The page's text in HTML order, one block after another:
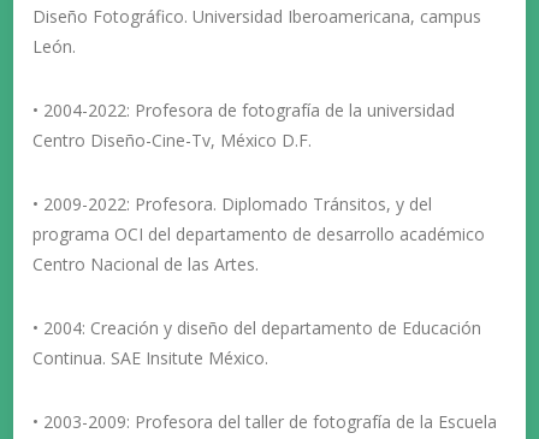
Diseño Fotográfico. Universidad Iberoamericana, campus
León.
• 2004-2022: Profesora de fotografía de la universidad
Centro Diseño-Cine-Tv, México D.F.
• 2009-2022: Profesora. Diplomado Tránsitos, y del
programa OCI del departamento de desarrollo académico
Centro Nacional de las Artes.
• 2004: Creación y diseño del departamento de Educación
Continua. SAE Insitute México.
• 2003-2009: Profesora del taller de fotografía de la Escuela